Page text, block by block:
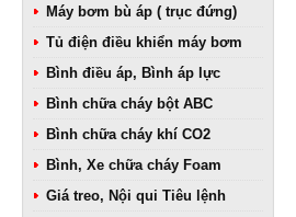
Máy bơm bù áp ( trục đứng)
Tủ điện điều khiển máy bơm
Bình điều áp, Bình áp lực
Bình chữa cháy bột ABC
Bình chữa cháy khí CO2
Bình, Xe chữa cháy Foam
Giá treo, Nội qui Tiêu lệnh